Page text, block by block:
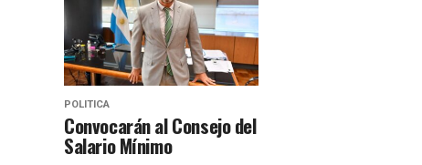
POLITICA
Convocarán al Consejo del
Salario Mínimo